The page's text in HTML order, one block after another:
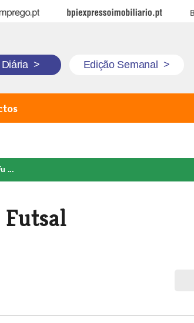
BPI Expresso Imobiliário
> Edição Semanal >
...